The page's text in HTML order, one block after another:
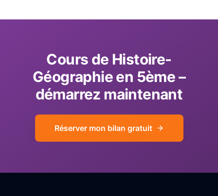
Cours de Histoire-
Géographieen 5ème–
démarrez maintenant
Réserver mon bilan gratuit